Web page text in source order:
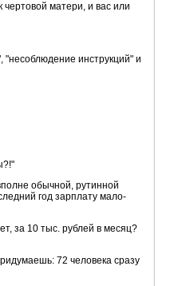
матери, и вас или
"несоблюдение инструкций" и
обычной, рутинной
год зарплату мало-
за 10 тыс. рублей в месяц?
72 человека сразу